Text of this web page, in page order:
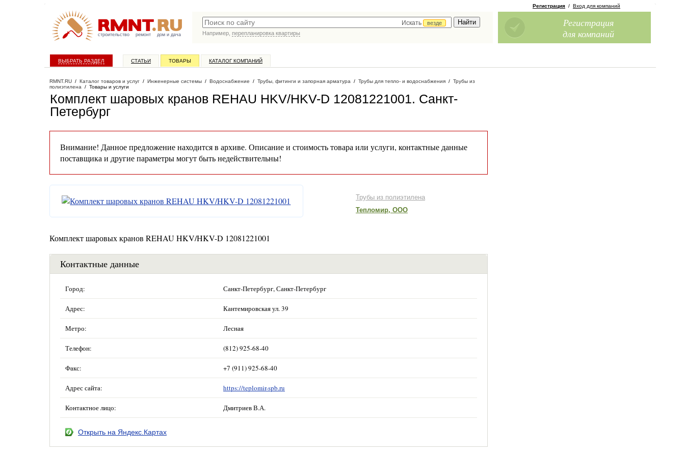
строительство ремонт дом и дача
Искать
везде
Например, перепланировка квартиры
Регистрация / Вход для компаний
Регистрация
для компаний
ВЫБРАТЬ РАЗДЕЛ СТАТЬИ ТОВАРЫ КАТАЛОГ КОМПАНИЙ
RMNT.RU / Каталог товаров и услуг / Инженерные системы / Водоснабжение / Трубы, фитинги и запорная арматура / Трубы для тепло- и водоснабжения / Трубы из
полиэтилена / Товары и услуги
Комплект шаровых кранов REHAU HKV/HKV-D 12081221001. Санкт-
Петербург
Внимание! Данное предложение находится в архиве. Описание и стоимость товара или услуги, контактные данные
поставщика и другие параметры могут быть недействительны!
Трубы из полиэтилена
Тепломир, ООО
Комплект шаровых кранов REHAU HKV/HKV-D 12081221001
Контактные данные
Город: Санкт-Петербург, Санкт-Петербург
Адрес: Кантемировская ул. 39
Метро: Лесная
Телефон: (812) 925-68-40
Факс: +7 (911) 925-68-40
Адрес сайта: https://teplomir-spb.ru
Контактное лицо: Дмитриев В.А.
Открыть на Яндекс.Картах